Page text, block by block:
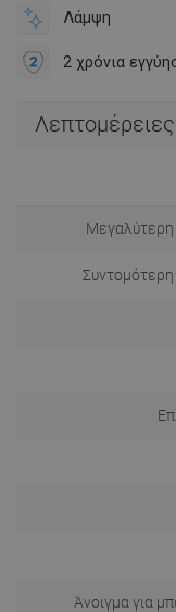
Λάμψη
2 χρόνια
Μεγαλύτερη
Άνοιγμα για